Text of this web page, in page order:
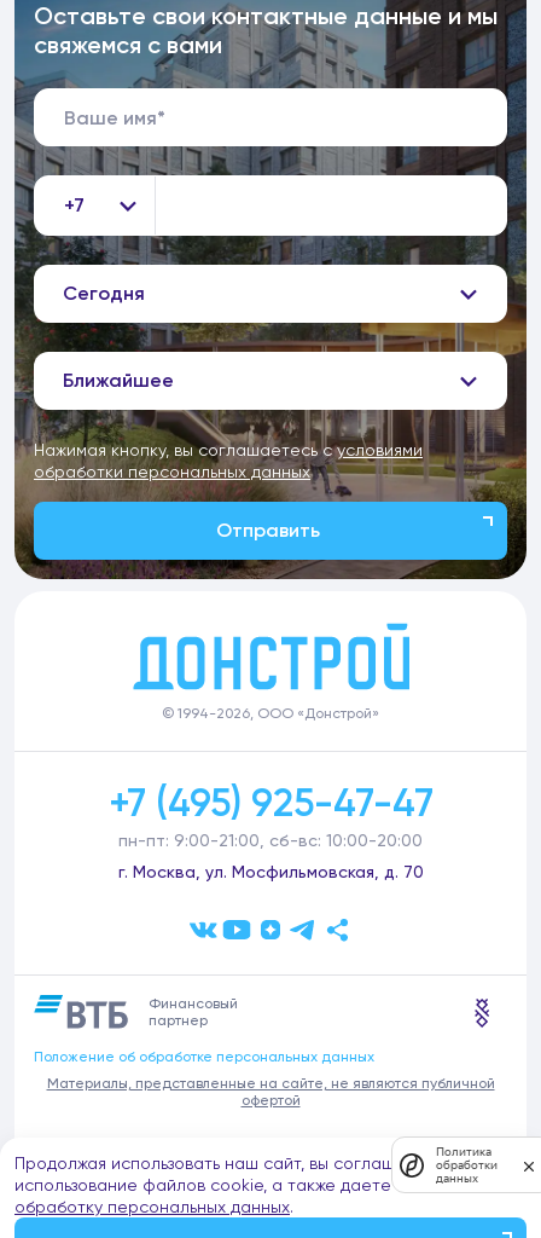
Оставьте свои контактные данные и мы
свяжемся с вами
+7
Сегодня
Ближайшее
Нажимая кнопку, вы соглашаетесь сусловиями
обработки персональных данных
Отправить
© 1994-2026, ООО «Донстрой»
+7 (495) 925-47-47
пн-пт: 9:00-21:00, сб-вс: 10:00-20:00
г. Москва, ул. Мосфильмовская, д. 70
Финансовый
партнер
Положение об обработке персональных данных
Материалы, представленные на сайте, не являются публичной
офертой
В связи с участившимися случаями предложений частных услуг от
имени компании Донстрой (проведения ремонтов, продажи
отделочных материалов и т.п.), обращаем внимание на то, что
компания Донстрой не оказывает таких услуг, не имеет
представительств такого профиля и не обращается к частным
Продолжая использовать наш сайт, вы соглашаетесь на
использование файлов cookie, а также даете согласие на
обработку персональных данных.
Политика
обработки
данных